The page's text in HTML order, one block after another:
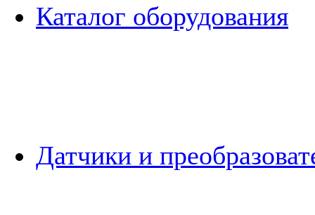
Каталог оборудования
Датчики и